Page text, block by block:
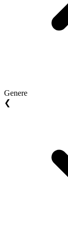
Genere
❮